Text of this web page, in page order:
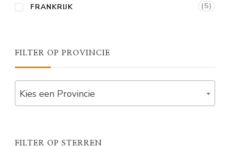
FRANKRIJK (5)
FILTER OP PROVINCIE
Kies een Provincie
FILTER OP STERREN